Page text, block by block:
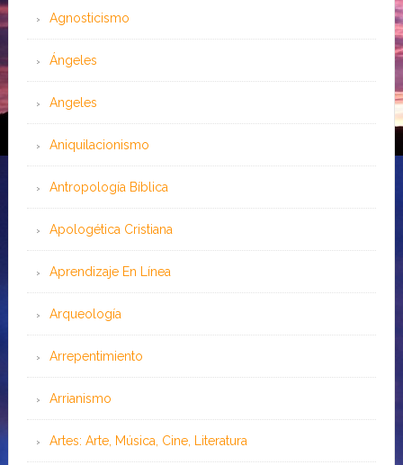
Agnosticismo
Ángeles
Angeles
Aniquilacionismo
Antropología Bíblica
Apologética Cristiana
Aprendizaje En Línea
Arqueología
Arrepentimiento
Arrianismo
Artes: Arte, Música, Cine, Literatura